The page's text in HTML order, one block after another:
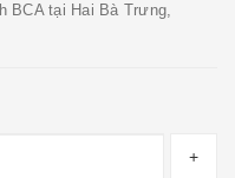
BCA tại Hai Bà Trưng,
+